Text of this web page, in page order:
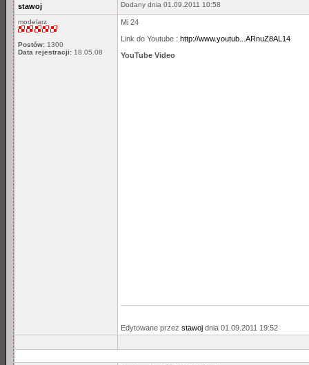
stawoj Dodany dnia 01.09.2011 10:58
modelarz
Postów: 1300
Data rejestracji: 18.05.08
Mi 24
Link do Youtube : http://www.youtub...ARnuZ8AL14
YouTube Video
Edytowane przez stawoj dnia 01.09.2011 19:52